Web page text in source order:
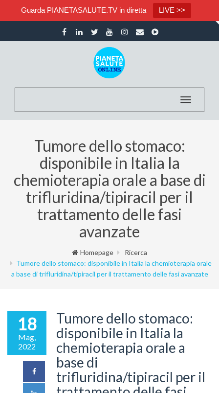
Guarda PIANETASALUTE.TV in diretta LIVE >>
Toggle
Tumore dello stomaco:
disponibile in Italia la
chemioterapia orale a base di
trifluridina/tipiracil per il
trattamento delle fasi
avanzate
Homepage
Ricerca
Tumore dello stomaco: disponibile in Italia la chemioterapia orale
a base di trifluridina/tipiracil per il trattamento delle fasi avanzate
18
Mag,
2022
Tumore dello stomaco:
disponibile in Italia la
chemioterapia orale a
base di
trifluridina/tipiracil per il